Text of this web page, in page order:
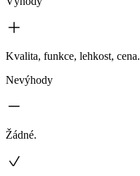
Kvalita, funkce, lehkost, cena.
Nevýhody
Žádné.